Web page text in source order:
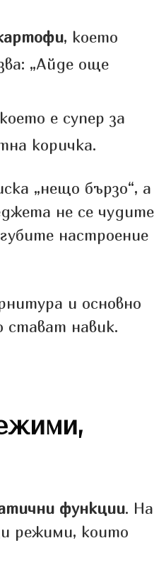
, което
„Айде още
е супер за
коричка.
„нещо бързо“, а
не се чудите
настроение
и основно
стават навик.
функции. На
режими, които